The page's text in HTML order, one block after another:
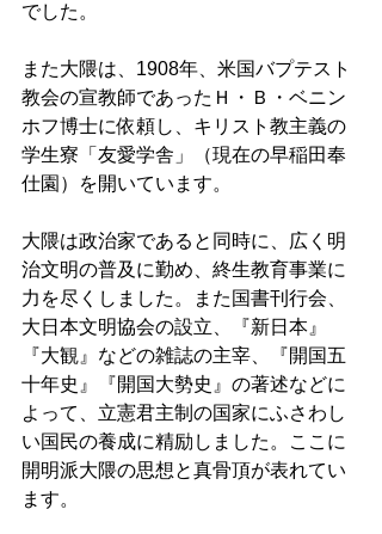
でした。
また大隈は、1908年、米国バプテスト
教会の宣教師であったＨ・Ｂ・ベニン
ホフ博士に依頼し、キリスト教主義の
学生寮「友愛学舎」（現在の早稲田奉
仕園）を開いています。
大隈は政治家であると同時に、広く明
治文明の普及に勤め、終生教育事業に
力を尽くしました。また国書刊行会、
大日本文明協会の設立、『新日本』
『大観』などの雑誌の主宰、『開国五
十年史』『開国大勢史』の著述などに
よって、立憲君主制の国家にふさわし
い国民の養成に精励しました。ここに
開明派大隈の思想と真骨頂が表れてい
ます。